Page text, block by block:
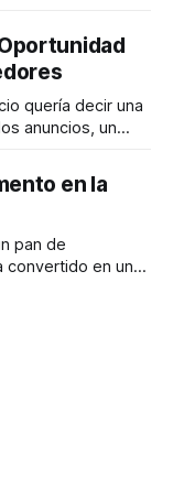
Durante
especialista en
quería decir una
anuncios, un
digital
para atender
persona
en la
pan de
convertido en uno
que